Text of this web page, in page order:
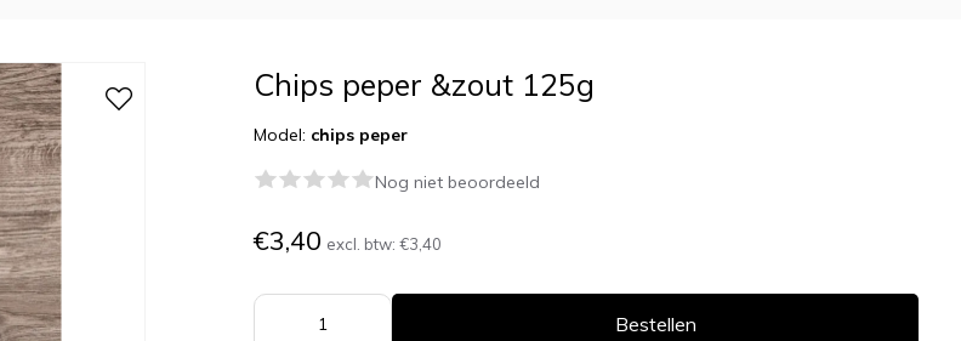
Chips peper &zout 125g
Model: chips peper
Nog niet beoordeeld
€3,40 excl. btw:€3,40
Bestellen